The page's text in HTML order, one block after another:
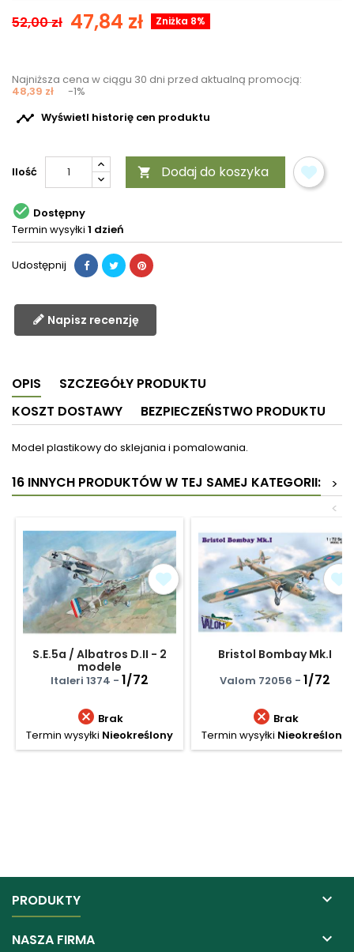
52,00 zł 47,84 zł Zniżka 8%
Najniższa cena w ciągu 30 dni przed aktualną promocją:
48,39 zł -1%
 Wyświetl historię cen produktu
Ilość  Dodaj do koszyka
 Dostępny
Termin wysyłki 1 dzień
Udostępnij
Napisz recenzję
OPIS
SZCZEGÓŁY PRODUKTU
KOSZT DOSTAWY
BEZPIECZEŃSTWO PRODUKTU
Model plastikowy do sklejania i pomalowania.
16 INNYCH PRODUKTÓW W TEJ SAMEJ KATEGORII:
>
<
S.E.5a / Albatros D.II - 2
modele
Italeri 1374 - 1/72
 Brak
Termin wysyłki Nieokreślony
Bristol Bombay Mk.I
Valom 72056 - 1/72
 Brak
Termin wysyłki Nieokreślony
PRODUKTY 
NASZA FIRMA 